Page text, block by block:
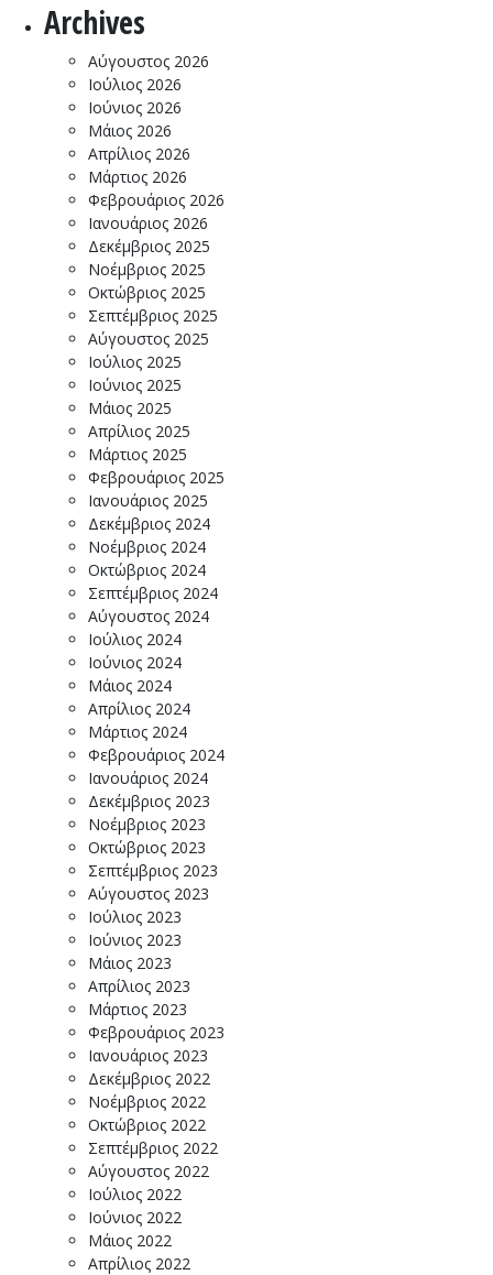
Archives
Αύγουστος 2026
Ιούλιος 2026
Ιούνιος 2026
Μάιος 2026
Απρίλιος 2026
Μάρτιος 2026
Φεβρουάριος 2026
Ιανουάριος 2026
Δεκέμβριος 2025
Νοέμβριος 2025
Οκτώβριος 2025
Σεπτέμβριος 2025
Αύγουστος 2025
Ιούλιος 2025
Ιούνιος 2025
Μάιος 2025
Απρίλιος 2025
Μάρτιος 2025
Φεβρουάριος 2025
Ιανουάριος 2025
Δεκέμβριος 2024
Νοέμβριος 2024
Οκτώβριος 2024
Σεπτέμβριος 2024
Αύγουστος 2024
Ιούλιος 2024
Ιούνιος 2024
Μάιος 2024
Απρίλιος 2024
Μάρτιος 2024
Φεβρουάριος 2024
Ιανουάριος 2024
Δεκέμβριος 2023
Νοέμβριος 2023
Οκτώβριος 2023
Σεπτέμβριος 2023
Αύγουστος 2023
Ιούλιος 2023
Ιούνιος 2023
Μάιος 2023
Απρίλιος 2023
Μάρτιος 2023
Φεβρουάριος 2023
Ιανουάριος 2023
Δεκέμβριος 2022
Νοέμβριος 2022
Οκτώβριος 2022
Σεπτέμβριος 2022
Αύγουστος 2022
Ιούλιος 2022
Ιούνιος 2022
Μάιος 2022
Απρίλιος 2022